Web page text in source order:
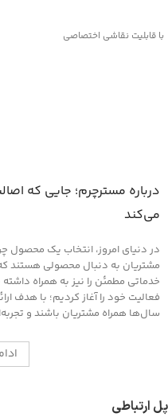
با قابلیت نقاشی اختصاصی
درباره مسترچرم؛ جایی که
می‌کند
در دنیای امروز، انتخاب یک محصول
مشتریان به دنبال محصولی هستند که
خدماتی مطمئن را نیز به همراه
فعالیت خود را آغاز کردیم؛ با هدف
سال‌ها همراه مشتریان باشند و
پل ارتباطی